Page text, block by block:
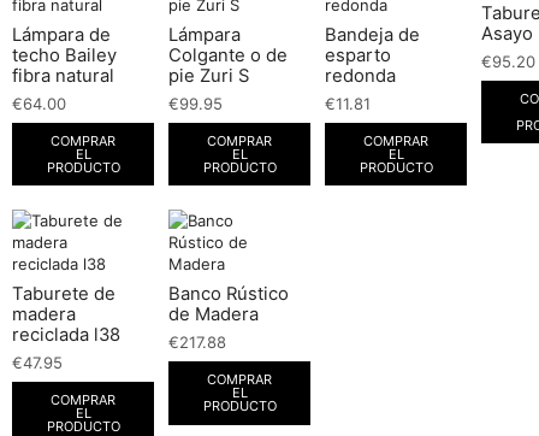
Lámpara de
techo Bailey
fibra natural
€64.00
COMPRAR
EL
PRODUCTO
Lámpara
Colgante o de
pie Zuri S
€99.95
COMPRAR
EL
PRODUCTO
Bandeja de
esparto
redonda
€11.81
COMPRAR
EL
PRODUCTO
Asayo
€95.20
Taburete de
madera
reciclada l38
€47.95
COMPRAR
EL
PRODUCTO
Banco Rústico
de Madera
€217.88
COMPRAR
EL
PRODUCTO